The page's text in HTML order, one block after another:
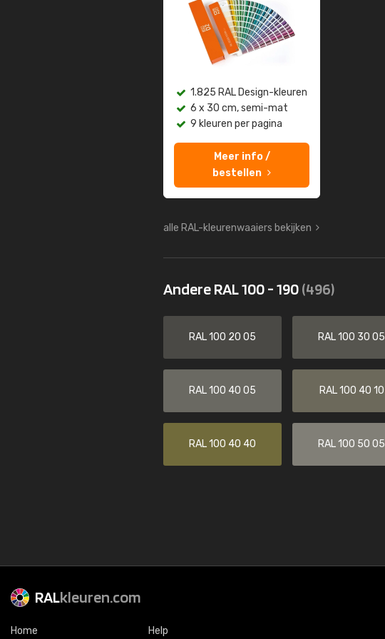
1.825 RAL Design-kleuren
6 x 30 cm, semi-mat
9 kleuren per pagina
Meer info /
bestellen
alle RAL-kleurenwaaiers bekijken
Andere RAL 100 - 190(496)
RAL 100 20 05 RAL 100 30 05
RAL 100 40 05 RAL 100 40 10
RAL 100 40 40 RAL 100 50 05
RALkleuren.com
Home Help